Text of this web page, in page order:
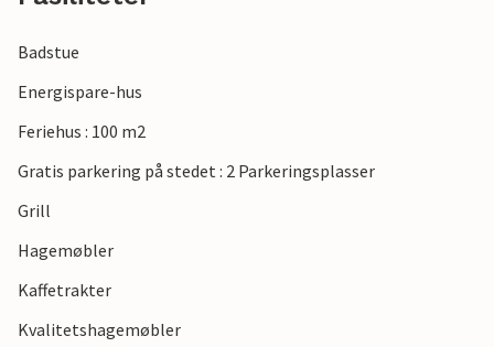
Badstue
Energispare-hus
Feriehus : 100 m2
Gratis parkering på stedet : 2 Parkeringsplasser
Grill
Hagemøbler
Kaffetrakter
Kvalitetshagemøbler